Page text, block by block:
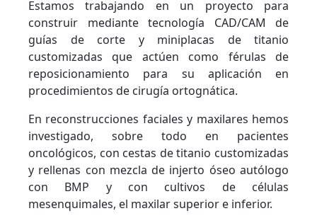
Estamos trabajando en un proyecto para
construir mediante tecnología CAD/CAM de
guías de corte y miniplacas de titanio
customizadas que actúen como férulas de
reposicionamiento para su aplicación en
procedimientos de cirugía ortognática.
En reconstrucciones faciales y maxilares hemos
investigado, sobre todo en pacientes
oncológicos, con cestas de titanio customizadas
y rellenas con mezcla de injerto óseo autólogo
con BMP y con cultivos de células
mesenquimales, el maxilar superior e inferior.